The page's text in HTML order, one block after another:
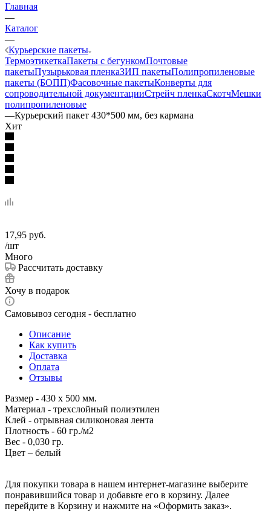
Главная
—
Каталог
—
Курьерские пакеты
ТермоэтикеткаПакеты с бегункомПочтовые
пакетыПузырьковая пленкаЗИП пакетыПолипропиленовые
пакеты (БОПП)Фасовочные пакетыКонверты для
сопроводительной документацииСтрейч пленкаСкотчМешки
полипропиленовые
—Курьерский пакет 430*500 мм, без кармана
Хит
17,95 руб.
/шт
Много
Рассчитать доставку
Хочу в подарок
Самовывоз сегодня - бесплатно
Описание
Как купить
Доставка
Оплата
Отзывы
Размер - 430 х 500 мм.
Материал - трехслойный полиэтилен
Клей - отрывная силиконовая лента
Плотность - 60 гр./м2
Вес - 0,030 гр.
Цвет – белый
Для покупки товара в нашем интернет-магазине выберите
понравившийся товар и добавьте его в корзину. Далее
перейдите в Корзину и нажмите на «Оформить заказ».